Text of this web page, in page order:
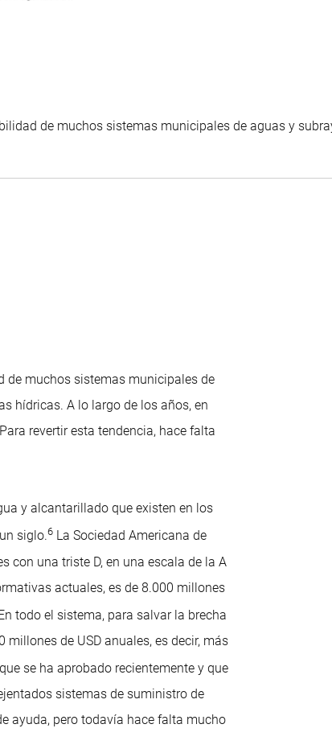
de muchos sistemas municipales de aguas y
de muchos sistemas municipales de
hídricas. A lo largo de los años, en
revertir esta tendencia, hace falta
y alcantarillado que existen en los
siglo.6 La Sociedad Americana de
con una triste D, en una escala de la A
actuales, es de 8.000 millones
todo el sistema, para salvar la brecha
de USD anuales, es decir, más
se ha aprobado recientemente y que
sistemas de suministro de
ayuda, pero todavía hace falta mucho